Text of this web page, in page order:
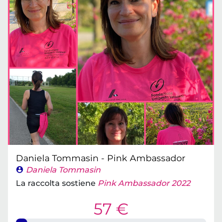
Daniela Tommasin - Pink Ambassador
Daniela Tommasin
La raccolta sostiene Pink Ambassador 2022
57 €